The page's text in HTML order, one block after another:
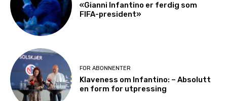
«Gianni Infantino er ferdig som
FIFA-president»
FOR ABONNENTER
Klaveness om Infantino: – Absolutt
en form for utpressing